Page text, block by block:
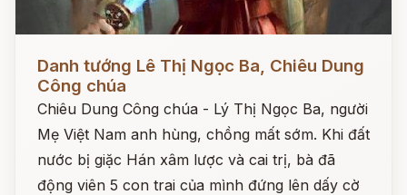
Danh tướng Lê Thị Ngọc Ba, Chiêu Dung
Công chúa
Chiêu Dung Công chúa - Lý Thị Ngọc Ba, người
Mẹ Việt Nam anh hùng, chồng mất sớm. Khi đất
nước bị giặc Hán xâm lược và cai trị, bà đã
động viên 5 con trai của mình đứng lên dấy cờ